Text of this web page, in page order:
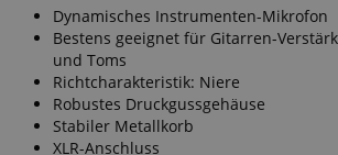
Dynamisches Instrumenten-Mikrofon
Bestens geeignet für Gitarren-
und Toms
Richtcharakteristik: Niere
Robustes Druckgussgehäuse
Stabiler Metallkorb
XLR-Anschluss